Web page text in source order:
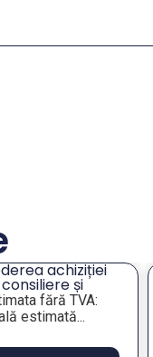
achiziției
și
a
companiile
fără TVA:
estimată...